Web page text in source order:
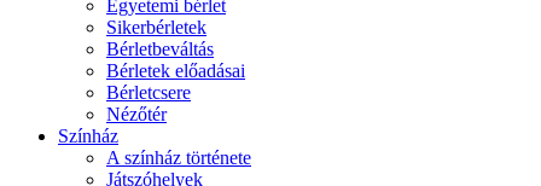
Egyetemi bérlet
Sikerbérletek
Bérletbeváltás
Bérletek előadásai
Bérletcsere
Nézőtér
Színház
A színház története
Játszóhelyek